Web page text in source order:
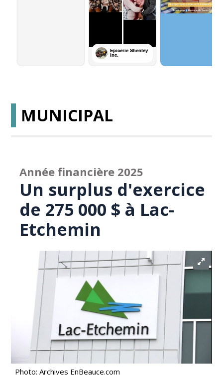
MUNICIPAL
Année financière 2025
Un surplus d'exercice
de 275 000 $ à Lac-
Etchemin
Photo: Archives EnBeauce.com